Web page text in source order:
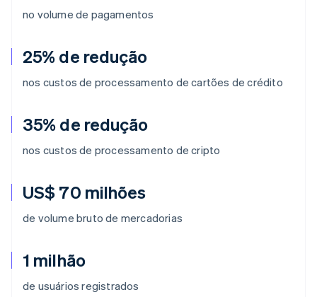
no volume de pagamentos
25% de redução
nos custos de processamento de cartões de crédito
35% de redução
nos custos de processamento de cripto
US$ 70 milhões
de volume bruto de mercadorias
1 milhão
de usuários registrados